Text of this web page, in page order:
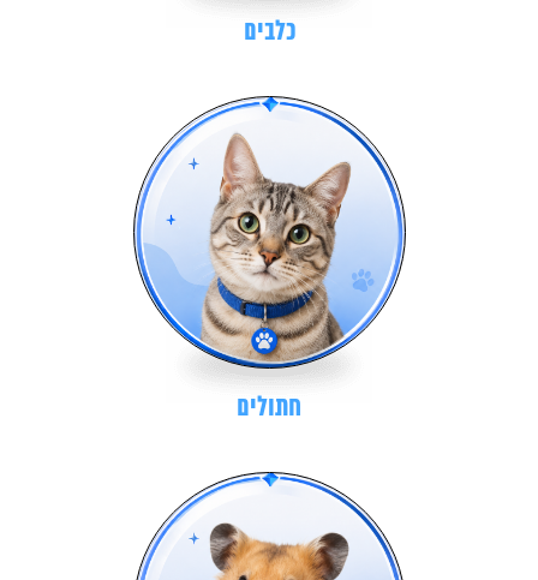
כלבים
חתולים